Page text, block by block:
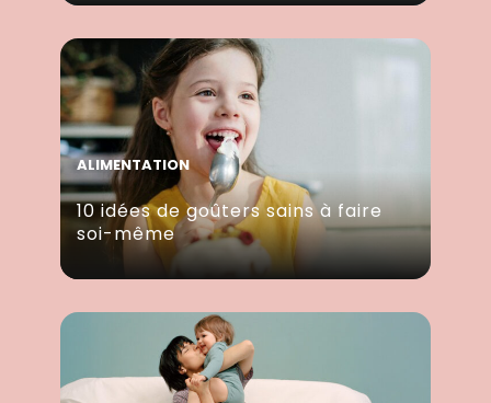
ALIMENTATION
10 idées de goûters sains à faire
soi-même